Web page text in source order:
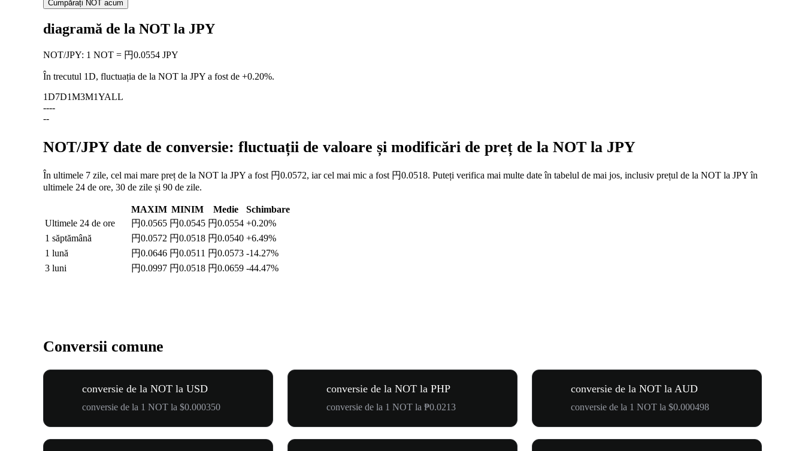
Cumpărați NOT acum
diagramă de la NOT la JPY
NOT/JPY: 1 NOT = 円0.0554 JPY
În trecutul 1D, fluctuația de la NOT la JPY a fost de +0.20%.
1D7D1M3M1YALL
----
--
NOT/JPY date de conversie: fluctuații de valoare și modificări de preț de la NOT la JPY
În ultimele 7 zile, cel mai mare preț de la NOT la JPY a fost 円0.0572, iar cel mai mic a fost 円0.0518. Puteți verifica mai multe date în tabelul de mai jos, inclusiv prețul de la NOT la JPY în
ultimele 24 de ore, 30 de zile și 90 de zile.
MAXIM MINIM Medie
Schimbare
Ultimele 24 de ore
円0.0565 円0.0545 円0.0554 +0.20%
1 săptămână
円0.0572 円0.0518 円0.0540 +6.49%
1 lună
円0.0646 円0.0511 円0.0573 -14.27%
3 luni
円0.0997 円0.0518 円0.0659 -44.47%
Conversii comune
conversie de la NOT la USD
conversie de la 1 NOT la $0.000350
conversie de la NOT la PHP
conversie de la 1 NOT la ₱0.0213
conversie de la NOT la AUD
conversie de la 1 NOT la $0.000498